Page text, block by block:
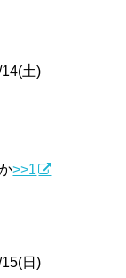
14(土)
>>1
15(日)